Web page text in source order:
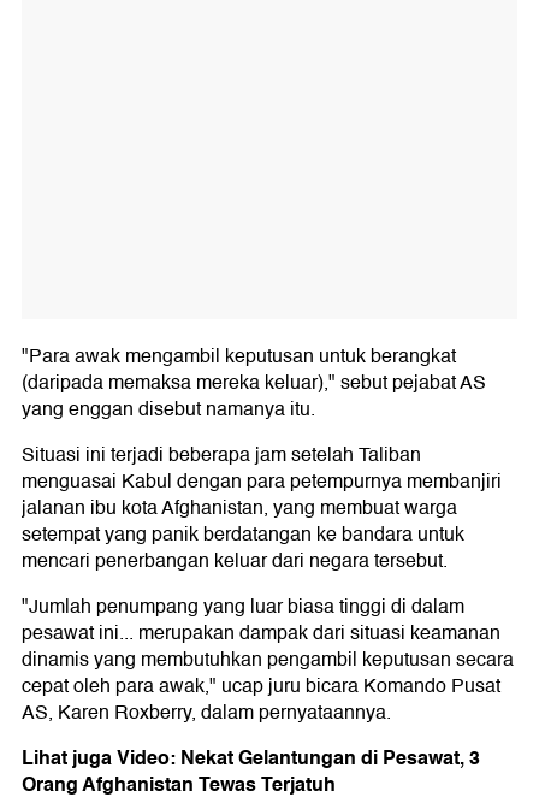
"Para awak mengambil keputusan untuk berangkat
(daripada memaksa mereka keluar)," sebut pejabat AS
yang enggan disebut namanya itu.
Situasi ini terjadi beberapa jam setelah Taliban
menguasai Kabul dengan para petempurnya membanjiri
jalanan ibu kota Afghanistan, yang membuat warga
setempat yang panik berdatangan ke bandara untuk
mencari penerbangan keluar dari negara tersebut.
"Jumlah penumpang yang luar biasa tinggi di dalam
pesawat ini... merupakan dampak dari situasi keamanan
dinamis yang membutuhkan pengambil keputusan secara
cepat oleh para awak," ucap juru bicara Komando Pusat
AS, Karen Roxberry, dalam pernyataannya.
Lihat juga Video: Nekat Gelantungan di Pesawat, 3
Orang Afghanistan Tewas Terjatuh